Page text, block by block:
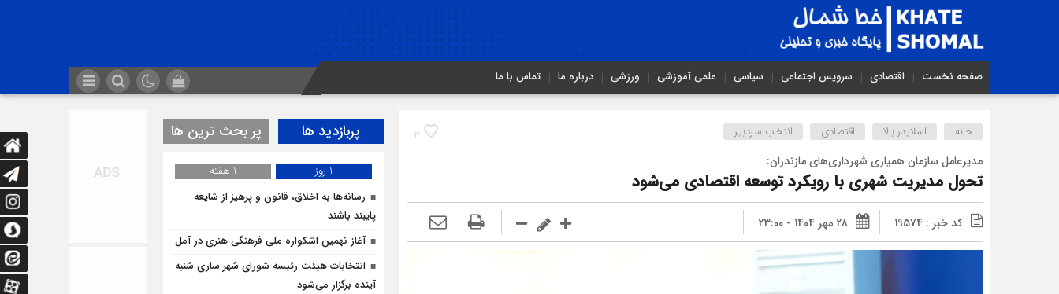
صفحه نخست اقتصادی سرویس اجتماعی سیاسی علمی آموزشی ورزشی درباره ما تماس با ما
3 خانه اسلایدر بالا اقتصادی انتخاب سردبیر
مدیرعامل سازمان همیاری شهرداری‌های مازندران:
تحول مدیریت شهری با رویکرد توسعه اقتصادی می‌شود
کد خبر : 19574 28 مهر 1404 - 23:00
پربازدید ها پر بحث ترین ها
1 روز
1 هفته
رسانه‌ها به اخلاق، قانون و پرهیز از شایعه
پایبند باشند
آغاز نهمین اشکواره ملی فرهنگی هنری در آمل
انتخابات هیئت رئیسه شورای شهر ساری شنبه
آینده برگزار می‌شود